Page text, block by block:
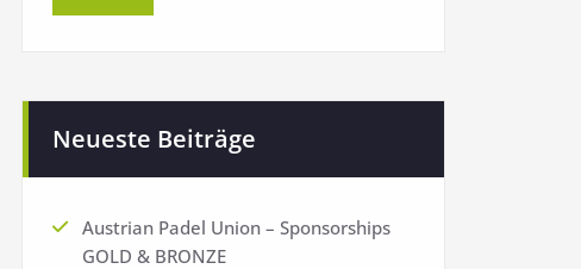
Neueste Beiträge
Austrian Padel Union – Sponsorships
GOLD & BRONZE